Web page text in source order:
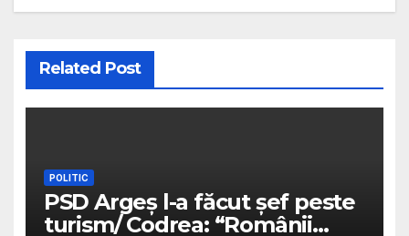
Related Post
POLITIC
PSD Argeș l-a făcut șef peste
turism/ Codrea: “Românii